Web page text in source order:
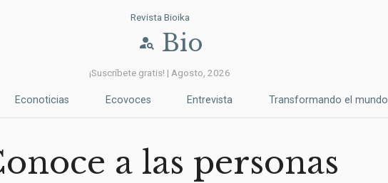
Revista Bioika
person_search Bio
¡Suscríbete gratis! | Agosto, 2026
Econoticias Ecovoces Entrevista Transformando el mundo
a las personas